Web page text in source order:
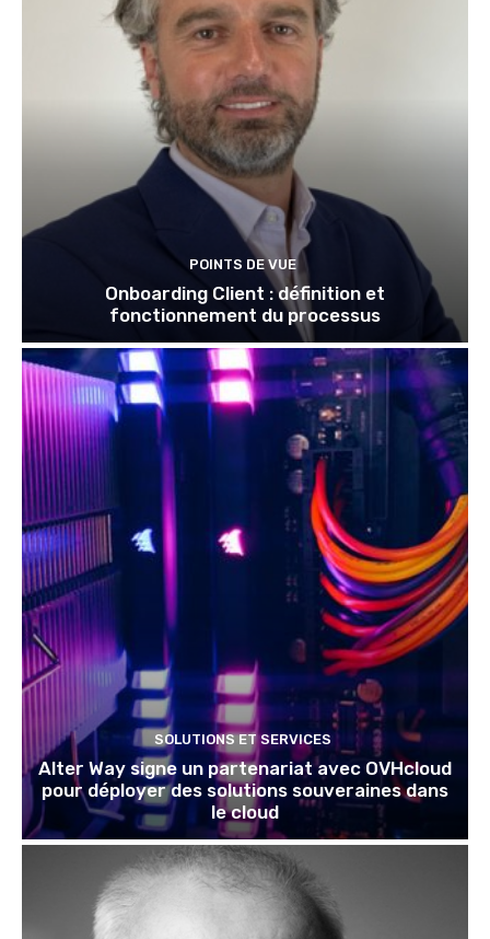
POINTS DE VUE
Onboarding Client : définition et
fonctionnement du processus
SOLUTIONS ET SERVICES
Alter Way signe un partenariat avec OVHcloud
pour déployer des solutions souveraines dans
le cloud